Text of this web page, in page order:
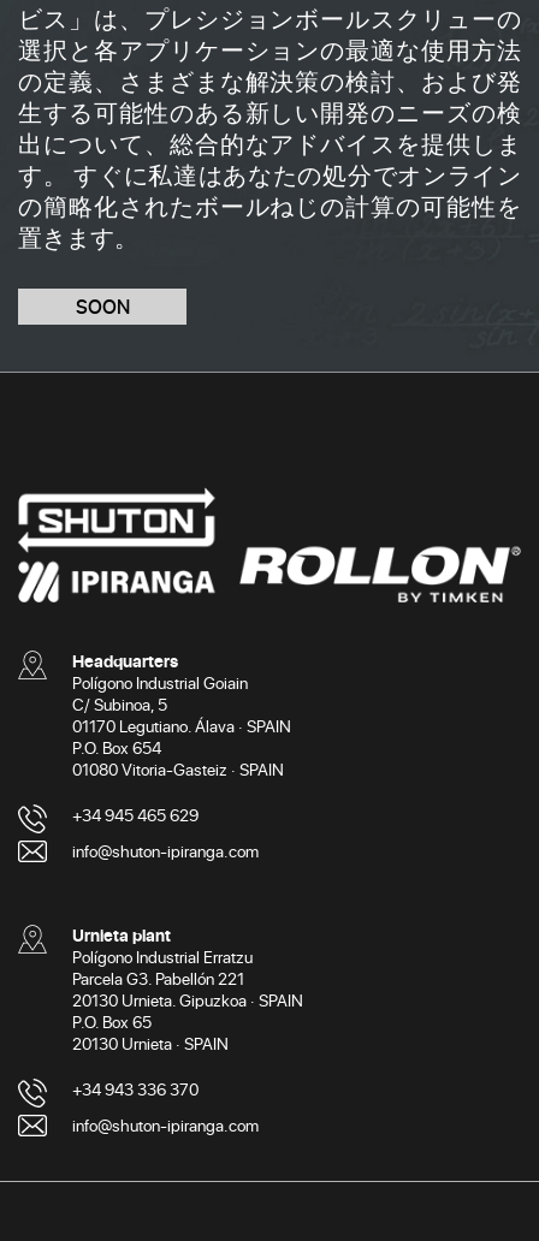
ビス」は、プレシジョンボールスクリューの
選択と各アプリケーションの最適な使用方法
の定義、さまざまな解決策の検討、および発
生する可能性のある新しい開発のニーズの検
出について、総合的なアドバイスを提供しま
す。 すぐに私達はあなたの処分でオンライン
の簡略化されたボールねじの計算の可能性を
置きます。
SOON
Headquarters
Polígono Industrial Goiain
C/ Subinoa, 5
01170 Legutiano. Álava · SPAIN
P.O. Box 654
01080 Vitoria-Gasteiz · SPAIN
+34 945 465 629
info@shuton-ipiranga.com
Urnieta plant
Polígono Industrial Erratzu
Parcela G3. Pabellón 221
20130 Urnieta. Gipuzkoa · SPAIN
P.O. Box 65
20130 Urnieta · SPAIN
+34 943 336 370
info@shuton-ipiranga.com